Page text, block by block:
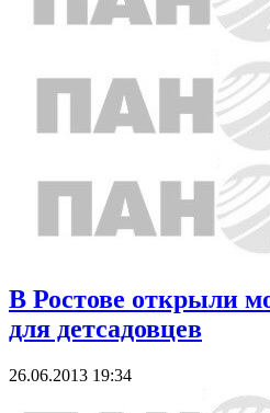
В Ростове открыли
для детсадовцев
26.06.2013 19:34